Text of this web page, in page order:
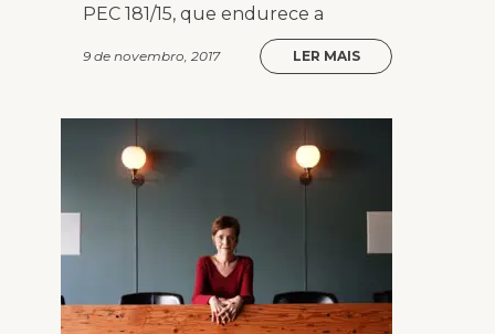
PEC 181/15, que endurece a
9 de novembro, 2017 LER MAIS